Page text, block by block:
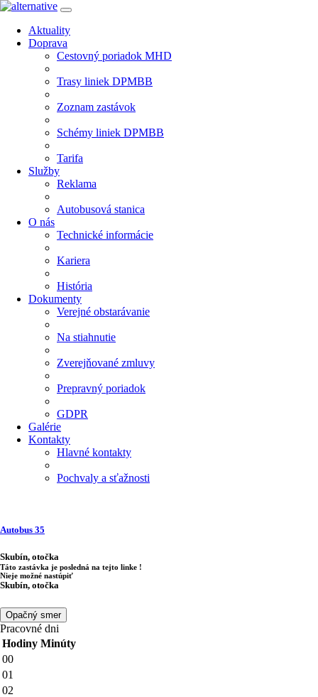
Aktuality
Doprava
Cestovný poriadok MHD
Trasy liniek DPMBB
Zoznam zastávok
Schémy liniek DPMBB
Tarifa
Služby
Reklama
Autobusová stanica
O nás
Technické informácie
Kariera
História
Dokumenty
Verejné obstarávanie
Na stiahnutie
Zverejňované zmluvy
Prepravný poriadok
GDPR
Galérie
Kontakty
Hlavné kontakty
Pochvaly a sťažnosti
Autobus 35
Skubín, otočka
Táto zastávka je posledná na tejto linke !
Nieje možné nastúpiť
Skubín, otočka
Opačný smer
Pracovné dni
Hodiny Minúty
00
01
02